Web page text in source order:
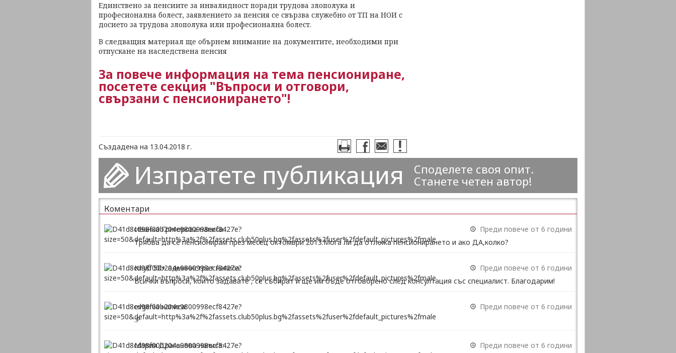
Единствено за пенсиите за инвалидност поради трудова злополука и
професионална болест, заявлението за пенсия се свързва служебно от ТП на НОИ с
досието за трудова злополука или професионална болест.
В следващия материал ще обърнем внимание на документите, необходими при
отпускане на наследствена пенсия
За повече информация на тема пенсиониране,
посетете секция "Въпроси и отговори,
свързани с пенсионирането"!
Създадена на 13.04.2018 г.
Изпратете публикация
Споделете своя опит.
Станете четен автор!
Коментари
Иванка Григорова написа:
Преди повече от 6 години
Трябва да се пенсионирам през месец октомври 2013.Мога ли да отложа пенсионирането и ако ДА,колко?
Клуб 50+ администрат написа:
Преди повече от 6 години
Всички въпроси, които задавате , се събират и ще им бъде отговорено след консултация със специалист. Благодарим!
evgenia написа:
Преди повече от 6 години
:P
Мария Драганова написа:
Преди повече от 6 години